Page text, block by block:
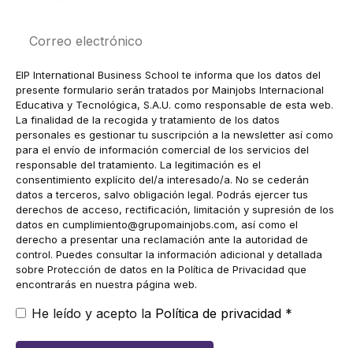
electrónico
EIP International Business School te informa que los datos del
presente formulario serán tratados por Mainjobs Internacional
Educativa y Tecnológica, S.A.U. como responsable de esta web.
La finalidad de la recogida y tratamiento de los datos
personales es gestionar tu suscripción a la newsletter así como
para el envío de información comercial de los servicios del
responsable del tratamiento. La legitimación es el
consentimiento explícito del/a interesado/a. No se cederán
datos a terceros, salvo obligación legal. Podrás ejercer tus
derechos de acceso, rectificación, limitación y supresión de los
datos en cumplimiento@grupomainjobs.com, así como el
derecho a presentar una reclamación ante la autoridad de
control. Puedes consultar la información adicional y detallada
sobre Protección de datos en la Política de Privacidad que
encontrarás en nuestra página web.
He leído y acepto la Política de privacidad *